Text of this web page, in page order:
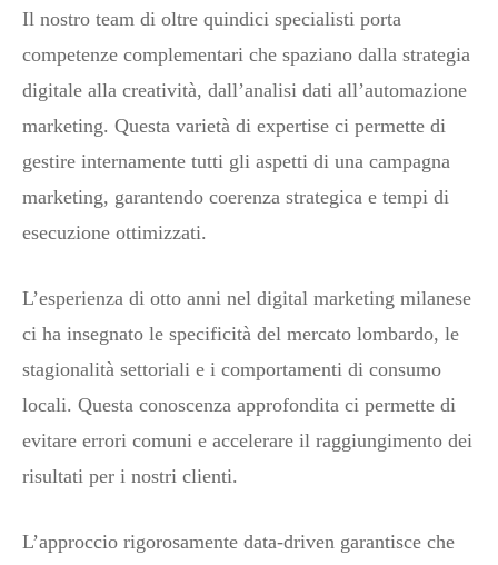
Il nostro team di oltre quindici specialisti porta
competenze complementari che spaziano dalla strategia
digitale alla creatività, dall’analisi dati all’automazione
marketing. Questa varietà di expertise ci permette di
gestire internamente tutti gli aspetti di una campagna
marketing, garantendo coerenza strategica e tempi di
esecuzione ottimizzati.
L’esperienza di otto anni nel digital marketing milanese
ci ha insegnato le specificità del mercato lombardo, le
stagionalità settoriali e i comportamenti di consumo
locali. Questa conoscenza approfondita ci permette di
evitare errori comuni e accelerare il raggiungimento dei
risultati per i nostri clienti.
L’approccio rigorosamente data-driven garantisce che